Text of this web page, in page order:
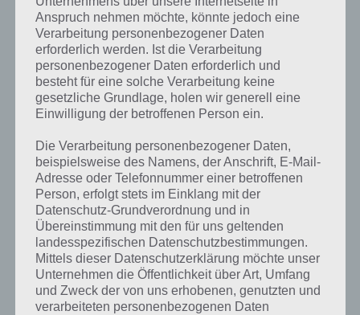
Mann im schwarzen Oberteil, Braune
Haare, lächelnd (Zähne)
Bekannte
Person
Jim Carrey
Mann mit kurzen braunen Haaren –
schon älter – schwarze Jacke mit weißen
Hemd
Bekannte
Person
Mann im Anzug und roter Krawatte –
Bekannte
Braune Haare, graues Hemd
Bekannte
Person
Michael J.
Fox
Person aus dem Mittelalter – Graue
Haare und rote Robe
Bekannte
Person
Mann – Rote Haare – keine Falten –
blickt zur Seite
Bekannte
Person
Patrick
Swayze
Mann mit Kappe, Brille & Bart
Bekannte
Person
Spielberg
Anspruch nehmen möchte, könnte jedoch eine
Verarbeitung personenbezogener Daten
erforderlich werden. Ist die Verarbeitung
personenbezogener Daten erforderlich und
besteht für eine solche Verarbeitung keine
gesetzliche Grundlage, holen wir generell eine
Einwilligung der betroffenen Person ein.
Die Verarbeitung personenbezogener Daten,
beispielsweise des Namens, der Anschrift, E-Mail-
Adresse oder Telefonnummer einer betroffenen
Person, erfolgt stets im Einklang mit der
Datenschutz-Grundverordnung und in
Übereinstimmung mit den für uns geltenden
landesspezifischen Datenschutzbestimmungen.
Mittels dieser Datenschutzerklärung möchte unser
Unternehmen die Öffentlichkeit über Art, Umfang
und Zweck der von uns erhobenen, genutzten und
verarbeiteten personenbezogenen Daten